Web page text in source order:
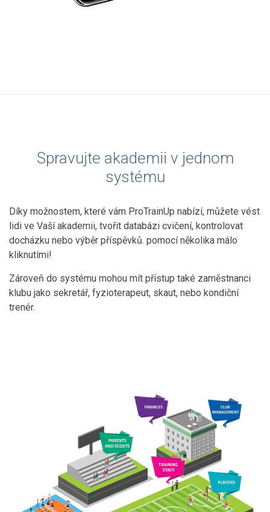
Spravujte akademii v jednom
systému
Díky možnostem, které vám ProTrainUp nabízí, můžete vést
lidi ve Vaší akademii, tvořit databázi cvičení, kontrolovat
docházku nebo výběr příspěvků. pomocí několika málo
kliknutími!
Zároveň do systému mohou mít přístup také zaměstnanci
klubu jako sekretář, fyzioterapeut, skaut, nebo kondiční
trenér.